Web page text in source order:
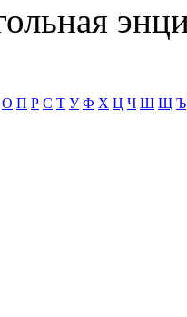
О П Р С Т У Ф Х Ц Ч Ш Щ Ъ